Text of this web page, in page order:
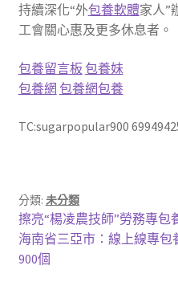
持續深化“外包養軟體家人”
工會關心惠及更多休息者。
包養留言板 包養妹
包養網 包養網包養
TC:sugarpopular900
分類: 未分類
文
章
上
一
篇
擦亮“楊凌農技師”勞務專包
下
一
海南省三亞市：線上線專包
900個